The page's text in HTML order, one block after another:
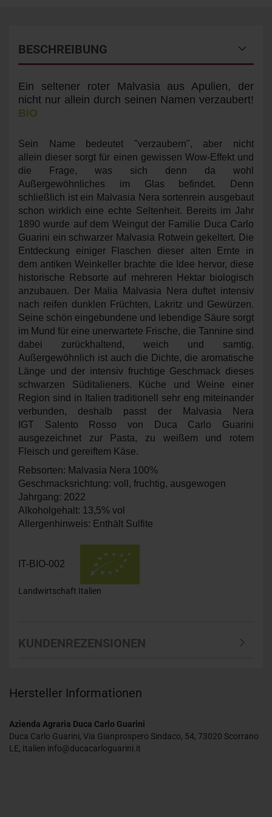
BESCHREIBUNG
Ein seltener roter Malvasia aus Apulien, der
nicht nur allein durch seinen Namen verzaubert!
BIO
Sein Name bedeutet "verzaubern", aber nicht
allein dieser sorgt für einen gewissen Wow-Effekt und
die Frage, was sich denn da wohl
Außergewöhnliches im Glas befindet. Denn
schließlich ist ein Malvasia Nera sortenrein ausgebaut
schon wirklich eine echte Seltenheit. Bereits im Jahr
1890 wurde auf dem Weingut der Familie Duca Carlo
Guarini ein schwarzer Malvasia Rotwein gekeltert. Die
Entdeckung einiger Flaschen dieser alten Ernte in
dem antiken Weinkeller brachte die Idee hervor, diese
historische Rebsorte auf mehreren Hektar biologisch
anzubauen. Der Malia Malvasia Nera duftet intensiv
nach reifen dunklen Früchten, Lakritz und Gewürzen.
Seine schön eingebundene und lebendige Säure sorgt
im Mund für eine unerwartete Frische, die Tannine sind
dabei zurückhaltend, weich und samtig.
Außergewöhnlich ist auch die Dichte, die aromatische
Länge und der intensiv fruchtige Geschmack dieses
schwarzen Süditalieners. Küche und Weine einer
Region sind in Italien traditionell sehr eng miteinander
verbunden, deshalb passt der Malvasia Nera
IGT Salento Rosso von Duca Carlo Guarini
ausgezeichnet zur Pasta, zu weißem und rotem
Fleisch und gereiftem Käse.
Rebsorten: Malvasia Nera 100%
Geschmacksrichtung: voll, fruchtig, ausgewogen
Jahrgang: 2022
Alkoholgehalt: 13,5% vol
Allergenhinweis: Enthält Sulfite
IT-BIO-002
Landwirtschaft Italien
KUNDENREZENSIONEN
Hersteller Informationen
Azienda Agraria Duca Carlo Guarini
Duca Carlo Guarini, Via Gianprospero Sindaco, 54, 73020 Scorrano
LE, Italien info@ducacarloguarini.it